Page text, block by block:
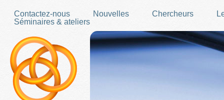
Contactez-nous
Nouvelles Chercheurs
Séminaires & ateliers